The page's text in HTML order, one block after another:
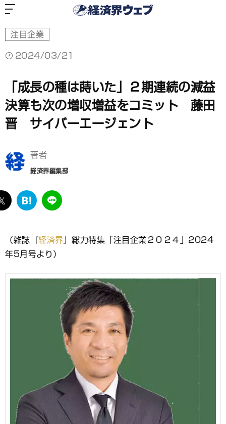
注目企業
2024/03/21
「成長の種は蒔いた」２期連続の減益
決算も次の増収増益をコミット 藤田
晋 サイバーエージェント
著者
経済界編集部
twitter
は
ブ
ッ
ク
LINE
（雑誌『 経済界 』総力特集「注目企業２０２４」2024
年5月号より）